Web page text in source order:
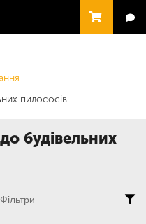
будівельних
пилососів
Фільтри